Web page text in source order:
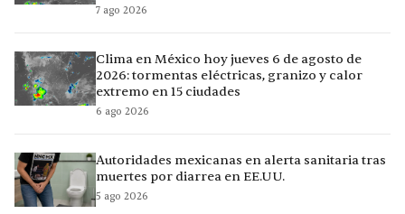
7 ago 2026
Clima en México hoy jueves 6 de agosto de
2026: tormentas eléctricas, granizo y calor
extremo en 15 ciudades
6 ago 2026
Autoridades mexicanas en alerta sanitaria tras
muertes por diarrea en EE.UU.
5 ago 2026